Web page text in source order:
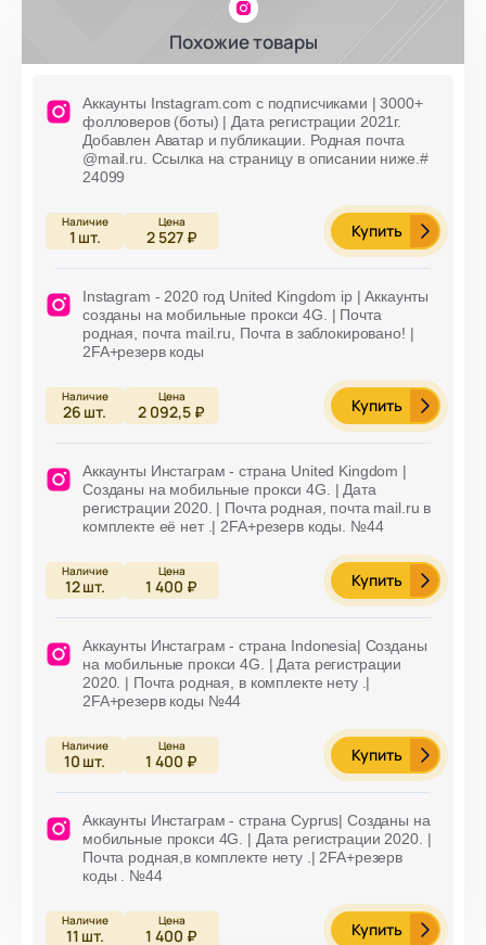
Похожие товары
Аккаунты Instagram.com с подписчиками | 3000+
фолловеров (боты) | Дата регистрации 2021г.
Добавлен Аватар и публикации. Родная почта
@mail.ru. Ссылка на страницу в описании ниже.#
24099
1 шт. 2 527 ₽ Купить
Instagram - 2020 год United Kingdom ip | Аккаунты
созданы на мобильные прокси 4G. | Почта
родная, почта mail.ru, Почта в заблокировано! |
2FA+резерв коды
26 шт. 2 092,5 ₽ Купить
Аккаунты Инстаграм - страна United Kingdom |
Cозданы на мобильные прокси 4G. | Дата
регистрации 2020. | Почта родная, почта mail.ru в
комплекте её нет .| 2FA+резерв коды. №44
12шт. 1 400 ₽ Купить
Аккаунты Инстаграм - страна Indonesia| Cозданы
на мобильные прокси 4G. | Дата регистрации
2020. | Почта родная, в комплекте нету .|
2FA+резерв коды №44
10 шт. 1 400 ₽ Купить
Аккаунты Инстаграм - страна Cyprus| Cозданы на
мобильные прокси 4G. | Дата регистрации 2020. |
Почта родная,в комплекте нету .| 2FA+резерв
коды . №44
11 шт. 1 400 ₽ Купить